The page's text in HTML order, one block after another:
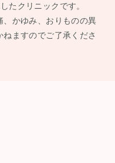
たクリニックです。
かゆみ、おりものの異
ますのでご了承くださ